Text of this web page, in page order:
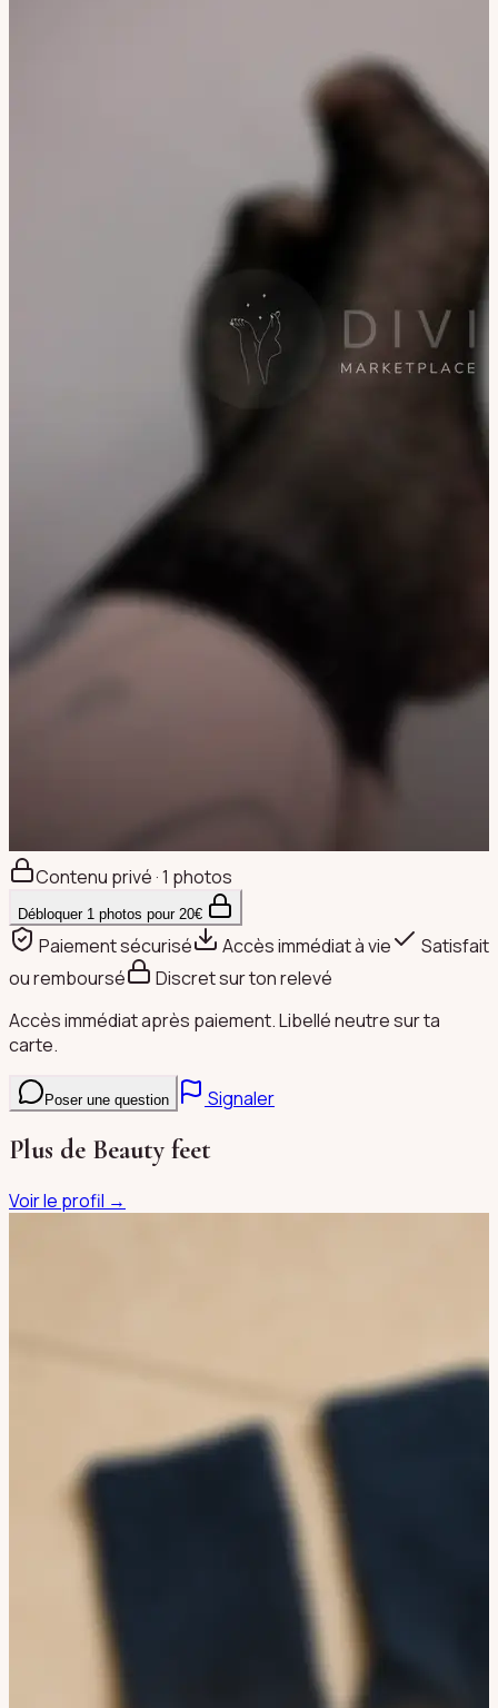
Contenu privé · 1 photos
Débloquer 1 photos pour 20€
Paiement sécurisé Accès immédiat à vie
Satisfait
ou remboursé
Discret sur ton relevé
Accès immédiat après paiement. Libellé neutre sur ta
carte.
Poser une question Signaler
Plus de Beauty feet
Voir le profil →